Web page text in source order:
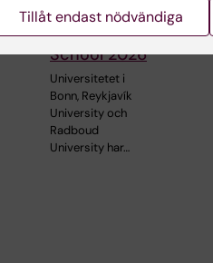
NeurotechEU
Business Winter
School 2026
Universitetet i
Bonn, Reykjavík
University och
Radboud
University har…
Tillåt endast nödvändiga